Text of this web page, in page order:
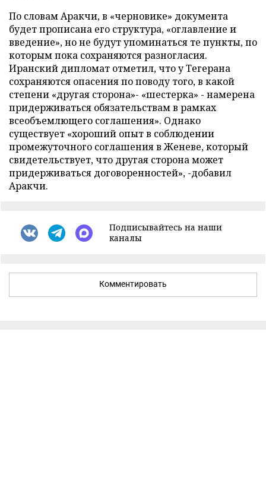
По словам Аракчи, в «черновике» документа
будет прописана его структура, «оглавление и
введение», но не будут упоминаться те пункты, по
которым пока сохраняются разногласия.
Иранский дипломат отметил, что у Тегерана
сохраняются опасения по поводу того, в какой
степени «другая сторона»- «шестерка» - намерена
придерживаться обязательствам в рамках
всеобъемлющего соглашения». Однако
существует «хороший опыт в соблюдении
промежуточного соглашения в Женеве, который
свидетельствует, что другая сторона может
придерживаться договоренностей», -добавил
Аракчи.
Подписывайтесь на наши
каналы
Комментировать